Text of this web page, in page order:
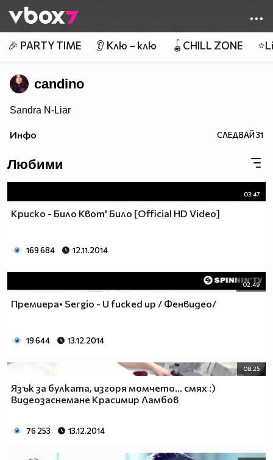
👾
🎉 PARTY TIME 👂 Клю – клю 🪀CHILL ZONE
candino
Sandra N-Liar
Инфо СЛЕДВАЙ31
Любими
03:47
Криско - Било Квот' Било [Official HD Video]
169 684 12.11.2014
02:49
Премиера• Sergio - U fucked up / Фенвидео/
19 644 13.12.2014
08:25
Язък за булката, изгоря момчето... смях :)
Видеозаснемане Красимир Ламбов
76 253 13.12.2014